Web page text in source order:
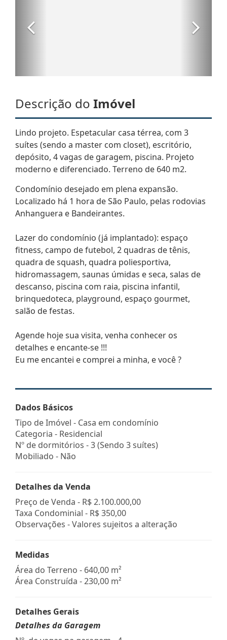
Descrição do Imóvel
Lindo projeto. Espetacular casa térrea, com 3
suítes (sendo a master com closet), escritório,
depósito, 4 vagas de garagem, piscina. Projeto
moderno e diferenciado. Terreno de 640 m2.
Condomínio desejado em plena expansão.
Localizado há 1 hora de São Paulo, pelas rodovias
Anhanguera e Bandeirantes.
Lazer do condomínio (já implantado): espaço
fitness, campo de futebol, 2 quadras de tênis,
quadra de squash, quadra poliesportiva,
hidromassagem, saunas úmidas e seca, salas de
descanso, piscina com raia, piscina infantil,
brinquedoteca, playground, espaço gourmet,
salão de festas.
Agende hoje sua visita, venha conhecer os
detalhes e encante-se !!!
Eu me encantei e comprei a minha, e você ?
Dados Básicos
Tipo de Imóvel - Casa em condomínio
Categoria - Residencial
Nº de dormitórios - 3 (Sendo 3 suítes)
Mobiliado - Não
Detalhes da Venda
Preço de Venda - R$ 2.100.000,00
Taxa Condominial - R$ 350,00
Observações - Valores sujeitos a alteração
Medidas
Área do Terreno - 640,00 m²
Área Construída - 230,00 m²
Detalhes Gerais
Detalhes da Garagem